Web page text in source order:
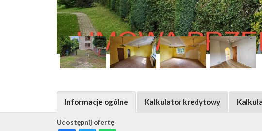
Udostępnij ofertę
Informacje ogólne Kalkulator kredytowy